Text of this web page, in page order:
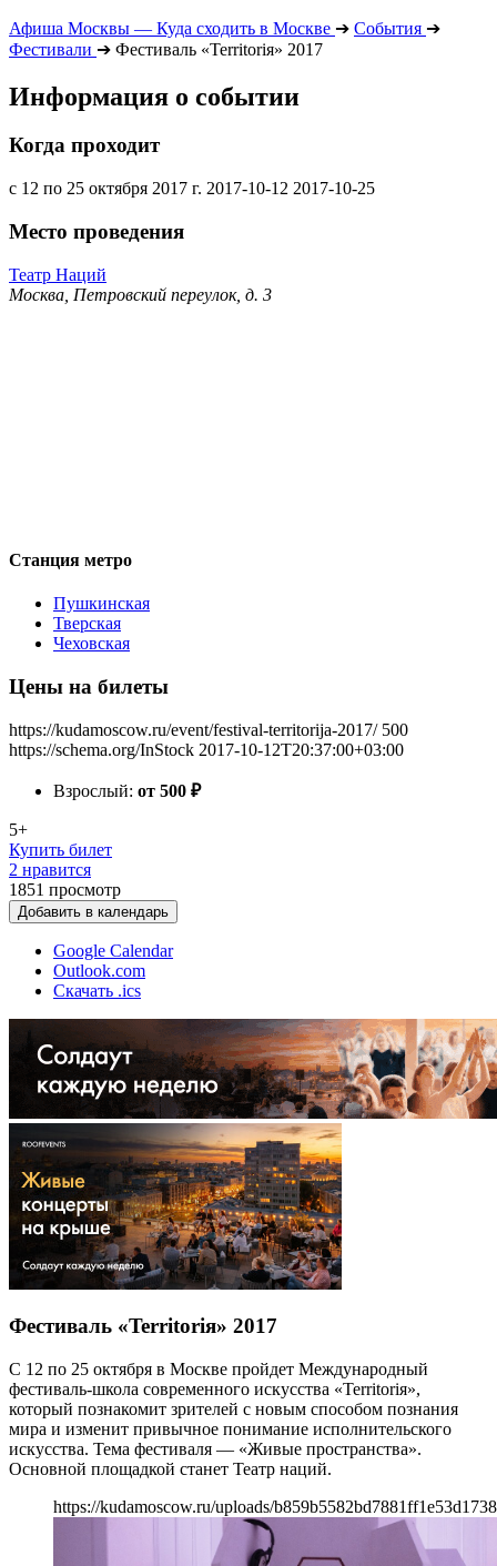
Афиша Москвы — Куда сходить в Москве ➔ События ➔
Фестивали ➔ Фестиваль «Territoriя» 2017
Информация о событии
Когда проходит
с 12 по 25 октября 2017 г. 2017-10-12 2017-10-25
Место проведения
Театр Наций
Москва, Петровский переулок, д. 3
Станция метро
Пушкинская
Тверская
Чеховская
Цены на билеты
https://kudamoscow.ru/event/festival-territorija-2017/ 500
https://schema.org/InStock 2017-10-12T20:37:00+03:00
Взрослый: от 500 ₽
5+
Купить билет
2 нравится
1851 просмотр
Добавить в календарь
Google Calendar
Outlook.com
Скачать .ics
Фестиваль «Territoriя» 2017
С 12 по 25 октября в Москве пройдет Международный
фестиваль-школа современного искусства «Territoriя»,
который познакомит зрителей с новым способом познания
мира и изменит привычное понимание исполнительского
искусства. Тема фестиваля — «Живые пространства».
Основной площадкой станет Театр наций.
https://kudamoscow.ru/uploads/